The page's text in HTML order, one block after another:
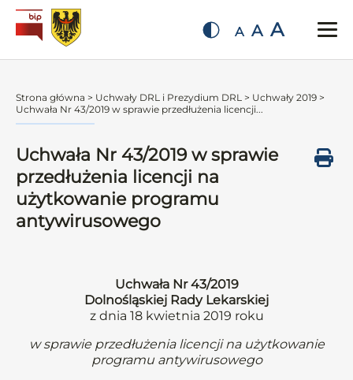
A A A
Strona główna > Uchwały DRL i Prezydium DRL > Uchwały 2019 >
Uchwała Nr 43/2019 w sprawie przedłużenia licencji...
Uchwała Nr 43/2019 w sprawie
przedłużenia licencji na
użytkowanie programu
antywirusowego
Uchwała Nr 43/2019
Dolnośląskiej Rady Lekarskiej
z dnia 18 kwietnia 2019 roku
w sprawie przedłużenia licencji na użytkowanie
programu antywirusowego